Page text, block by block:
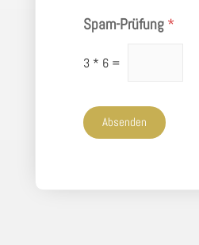
Spam-Prüfung *
3 * 6 =
Absenden